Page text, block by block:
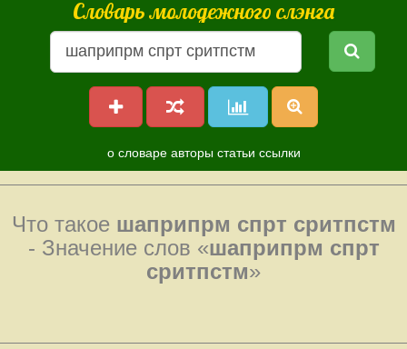
Словарь молодежного слэнга
о словаре авторы статьи ссылки
Что такое шаприпрм спрт сритпстм
- Значение слов «шаприпрм спрт
сритпстм»